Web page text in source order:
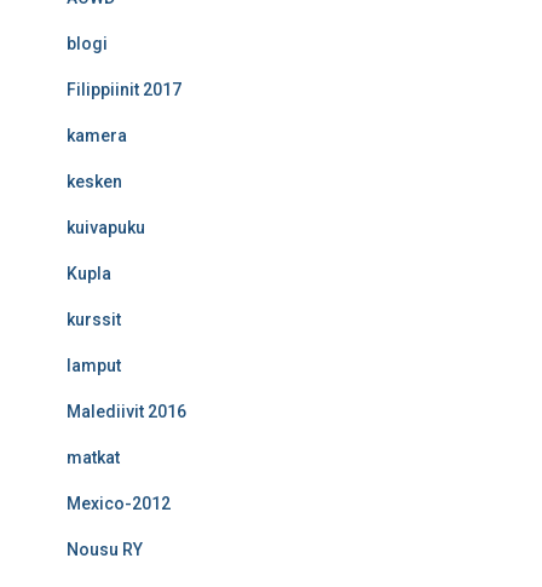
blogi
Filippiinit 2017
kamera
kesken
kuivapuku
Kupla
kurssit
lamput
Malediivit 2016
matkat
Mexico-2012
Nousu RY